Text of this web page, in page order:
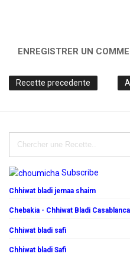
ENREGISTRER UN
Recette precedente
Subscribe
Chhiwat bladi jemaa shaim
Chebakia - Chhiwat Bladi
Chhiwat bladi safi
Chhiwat bladi Safi